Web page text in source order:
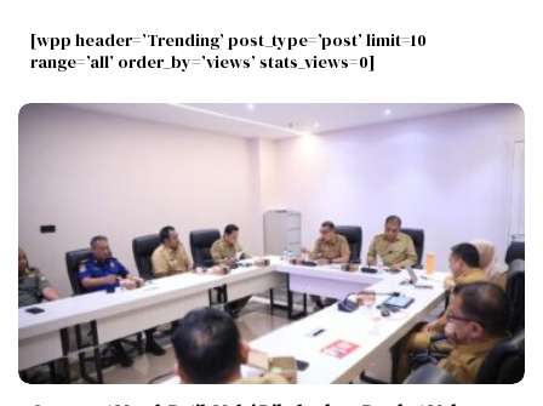
[wpp header=’Trending’ post_type=’post’ limit=10
range=’all’ order_by=’views’ stats_views=0]